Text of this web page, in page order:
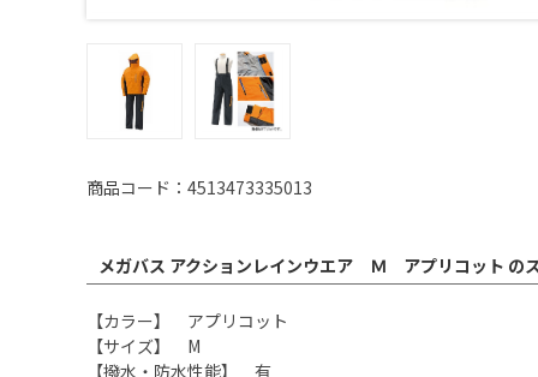
商品コード：4513473335013
メガバス アクションレインウエア Ｍ アプリコット の
【カラー】 アプリコット
【サイズ】 M
【撥水・防水性能】 有